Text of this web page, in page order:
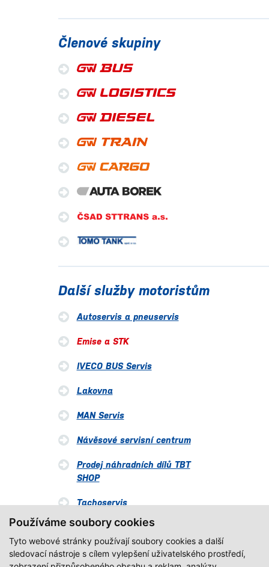
Používáme soubory cookies
Tyto webové stránky používají soubory cookies a další
sledovací nástroje s cílem vylepšení uživatelského prostředí,
Členové skupiny
Další služby motoristům
Autoservis a pneuservis
Emise a STK
IVECO BUS Servis
Lakovna
MAN Servis
Návěsové servisní centrum
Prodej náhradních dílů TBT
SHOP
Tachoservis